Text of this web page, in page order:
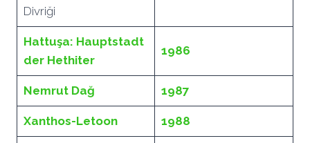
Divriği
Hattuşa: Hauptstadt
der Hethiter
1986
Nemrut Dağ 1987
Xanthos-Letoon 1988